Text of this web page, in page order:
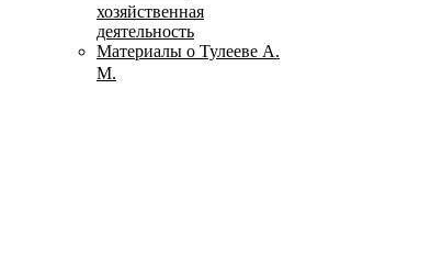
хозяйственная
деятельность
Материалы о Тулееве А.
М.